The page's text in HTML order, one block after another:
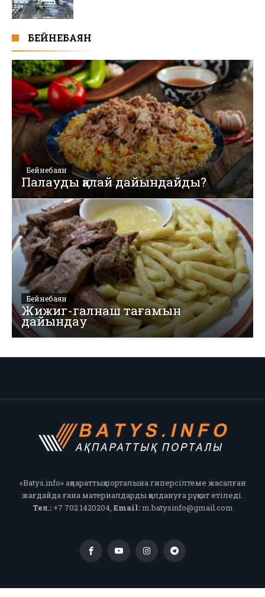
БЕЙНЕБАЯН
Бейнебаян
Палауды қалай дайындайды?
Бейнебаян
Жижиг-галнаш тағамын
дайындау
«Batys.info» ақпараттық порталына гиперсілтеме жасалған
жағдайда ғана материалдарды қолдануға рұқсат етіледі.
Тел.:+7 702 1420204, Email:m.batysinfo@gmail.com